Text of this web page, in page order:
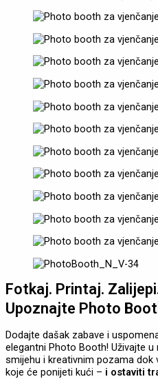
Fotkaj. Printaj.
Upoznajte Photo
Dodajte dašak zabave i
elegantni Photo Booth! Uživajte
smijehu i kreativnim pozama
koje će ponijeti kući – i ostaviti